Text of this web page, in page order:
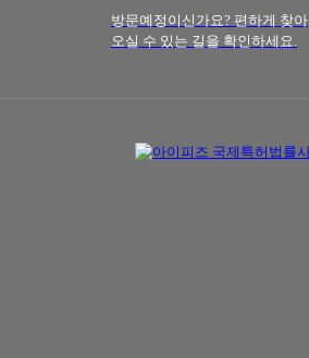
방문예정이신가요? 편하게 찾아
오실 수 있는 길을 확인하세요.